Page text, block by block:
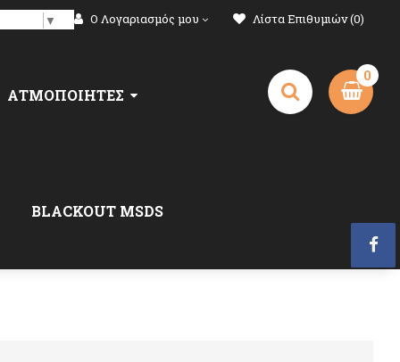
▼ Ο Λογαριασμός μου Λίστα Επιθυμιών (0)
ΑΤΜΟΠΟΙΗΤΈΣ
BLACKOUT MSDS
0